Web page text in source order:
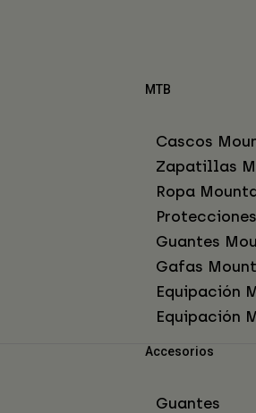
MTB
Cascos
Zapatillas
Ropa
Guantes
Gafas
Equipación
Equipación
Accesorios
Guantes